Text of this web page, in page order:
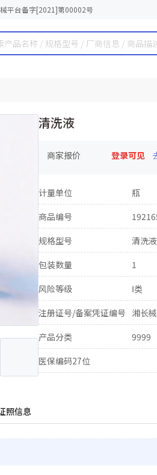
平台备字[2021]第00002号
清洗液
商家报价 登录可见
计量单位 瓶
商品编号
规格型号
清洗
包装数量
1
风险等级
Ⅰ类
注册证号/备案凭证编号 湘长
产品分类
9999
医保编码27位
照信息